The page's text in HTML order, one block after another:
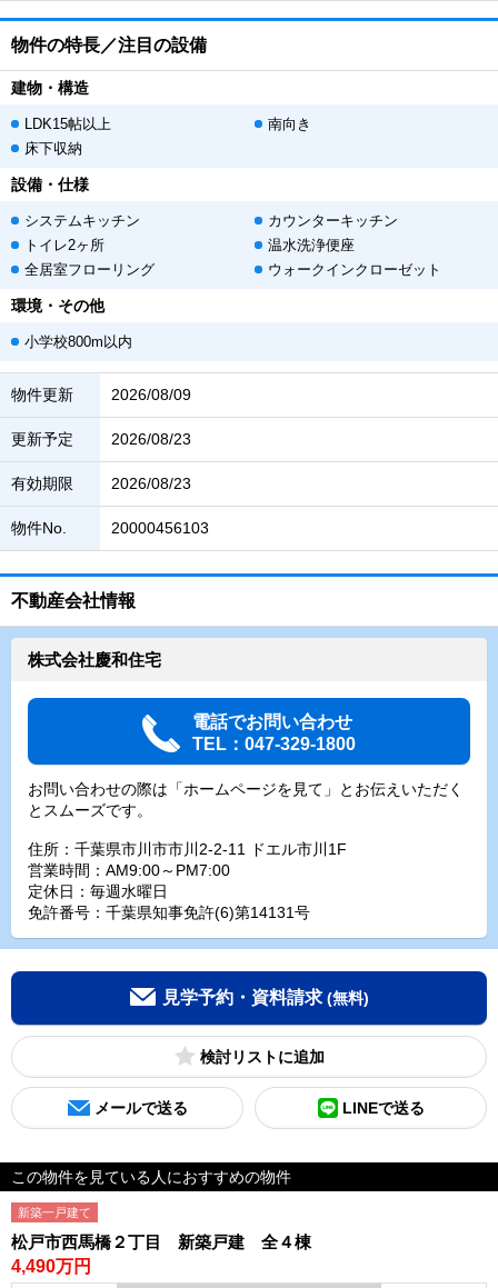
物件の特長／注目の設備
建物・構造
LDK15帖以上
南向き
床下収納
設備・仕様
システムキッチン
カウンターキッチン
トイレ2ヶ所
温水洗浄便座
全居室フローリング
ウォークインクローゼット
環境・その他
小学校800m以内
物件更新 2026/08/09
更新予定 2026/08/23
有効期限 2026/08/23
物件No. 20000456103
不動産会社情報
株式会社慶和住宅
電話でお問い合わせ
TEL：047-329-1800
お問い合わせの際は「ホームページを見て」とお伝えいただく
とスムーズです。
住所：千葉県市川市市川2-2-11 ドエル市川1F
営業時間：AM9:00～PM7:00
定休日：毎週水曜日
免許番号：千葉県知事免許(6)第14131号
見学予約・資料請求 (無料)
検討リスト
メールで送る LINEで送る
この物件を見ている人におすすめの物件
新築一戸建て
松戸市西馬橋２丁目 新築戸建 全４棟
4,490万円